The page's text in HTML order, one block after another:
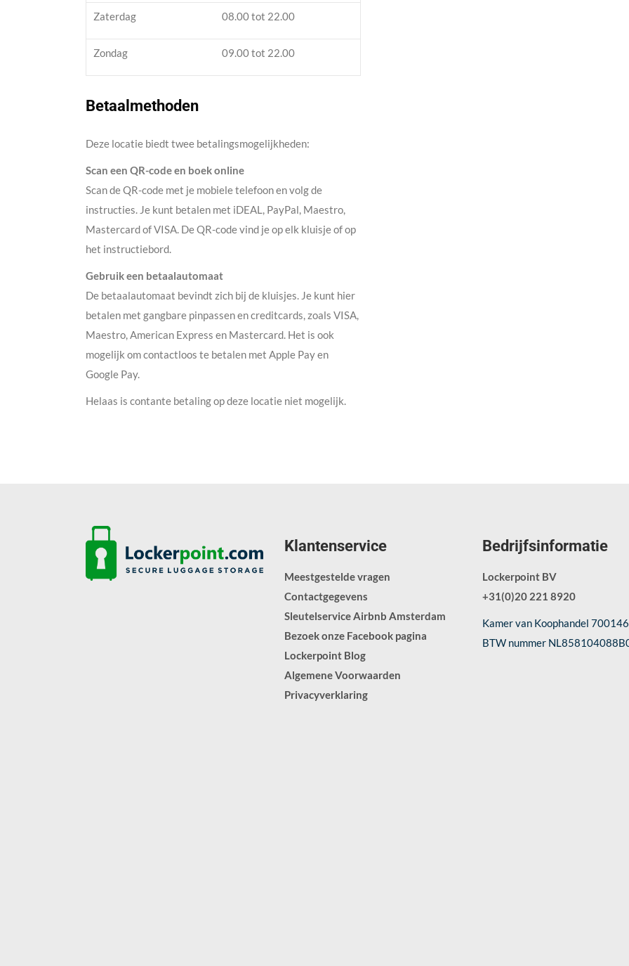
Zaterdag 08.00 tot 22.00
Zondag 09.00 tot 22.00
Betaalmethoden
Deze locatie biedt twee betalingsmogelijkheden:
Scan een QR-code en boek online
Scan de QR-code met je mobiele telefoon en volg de
instructies. Je kunt betalen met iDEAL, PayPal, Maestro,
Mastercard of VISA. De QR-code vind je op elk kluisje of op
het instructiebord.
Gebruik een betaalautomaat
De betaalautomaat bevindt zich bij de kluisjes. Je kunt hier
betalen met gangbare pinpassen en creditcards, zoals VISA,
Maestro, American Express en Mastercard. Het is ook
mogelijk om contactloos te betalen met Apple Pay en
Google Pay.
Helaas is contante betaling op deze locatie niet mogelijk.
Klantenservice
Meestgestelde vragen
Contactgegevens
Sleutelservice Airbnb Amsterdam
Bezoek onze Facebook pagina
Lockerpoint Blog
Algemene Voorwaarden
Privacyverklaring
Bedrijfsinformatie
Lockerpoint BV
+31(0)20 221 8920
Kamer van Koophandel
BTW nummer